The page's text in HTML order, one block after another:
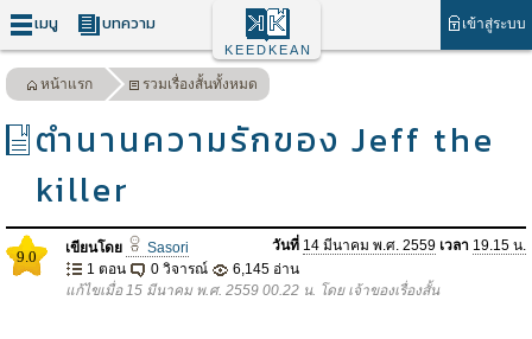
เมนู บทความ เข้าสู่ระบบ
KEEDKEAN
หน้าแรก รวมเรื่องสั้นทั้งหมด
ตำนานความรักของ Jeff the
killer
9.0 เขียนโดย Sasori วันที่ 14 มีนาคม พ.ศ. 2559 เวลา 19.15 น.
1 ตอน
0 วิจารณ์
6,145 อ่าน
แก้ไขเมื่อ 15 มีนาคม พ.ศ. 2559 00.22 น. โดย เจ้าของเรื่องสั้น